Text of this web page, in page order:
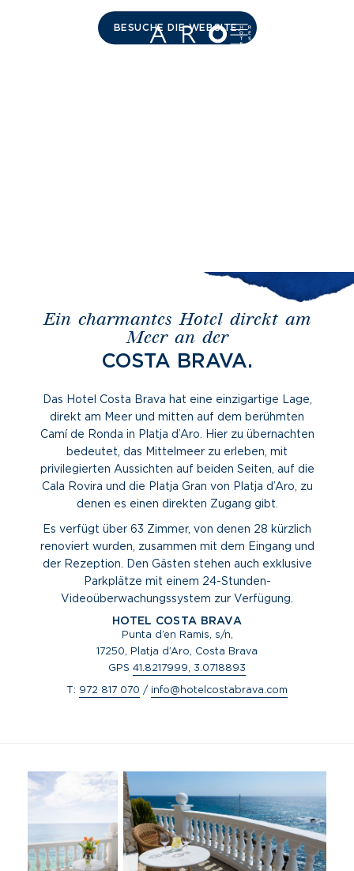
BESUCHE DIE WEBSITE.
Ein charmantes Hotel direkt am
Meer an der
COSTA BRAVA.
Das Hotel Costa Brava hat eine einzigartige Lage,
direkt am Meer und mitten auf dem berühmten
Camí de Ronda in Platja d’Aro. Hier zu übernachten
bedeutet, das Mittelmeer zu erleben, mit
privilegierten Aussichten auf beiden Seiten, auf die
Cala Rovira und die Platja Gran von Platja d’Aro, zu
denen es einen direkten Zugang gibt.
Es verfügt über 63 Zimmer, von denen 28 kürzlich
renoviert wurden, zusammen mit dem Eingang und
der Rezeption. Den Gästen stehen auch exklusive
Parkplätze mit einem 24-Stunden-
Videoüberwachungssystem zur Verfügung.
HOTEL COSTA BRAVA
Punta d’en Ramis, s/n,
17250, Platja d’Aro, Costa Brava
GPS 41.8217999, 3.0718893
T: 972 817 070 / info@hotelcostabrava.com